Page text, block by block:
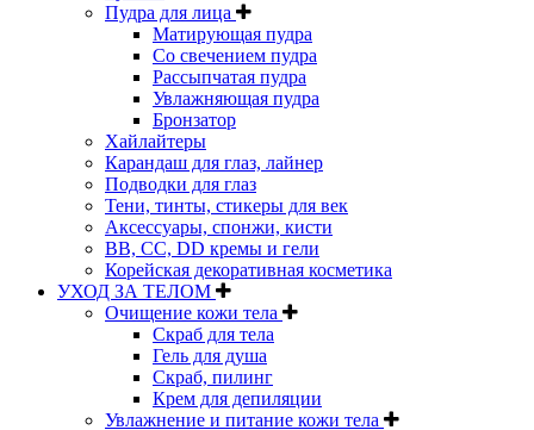
Пудра для лица
Матирующая пудра
Со свечением пудра
Рассыпчатая пудра
Увлажняющая пудра
Бронзатор
Хайлайтеры
Карандаш для глаз, лайнер
Подводки для глаз
Тени, тинты, стикеры для век
Аксессуары, спонжи, кисти
BB, CC, DD кремы и гели
Корейская декоративная косметика
УХОД ЗА ТЕЛОМ
Очищение кожи тела
Скраб для тела
Гель для душа
Скраб, пилинг
Крем для депиляции
Увлажнение и питание кожи тела